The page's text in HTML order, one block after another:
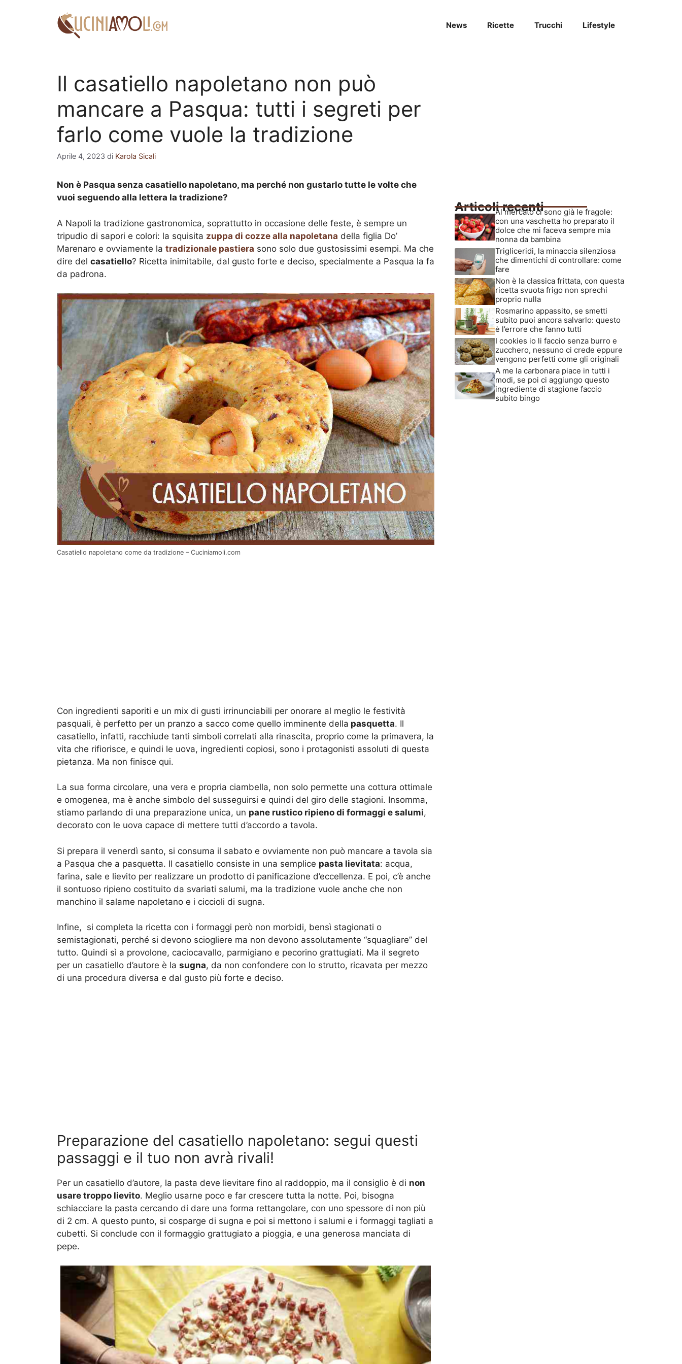
News Ricette Trucchi Lifestyle
Il casatiello napoletano non può
mancare a Pasqua: tutti i segreti per
farlo come vuole la tradizione
Aprile 4, 2023 di Karola Sicali
Non è Pasqua senza casatiello napoletano, ma perché non gustarlo tutte le volte che
vuoi seguendo alla lettera la tradizione?
A Napoli la tradizione gastronomica, soprattutto in occasione delle feste, è sempre un
tripudio di sapori e colori: la squisita zuppa di cozze alla napoletana della figlia Do’
Marenaro e ovviamente la tradizionale pastiera sono solo due gustosissimi esempi. Ma che
dire del casatiello? Ricetta inimitabile, dal gusto forte e deciso, specialmente a Pasqua la fa
da padrona.
Casatiello napoletano come da tradizione – Cuciniamoli.com
Con ingredienti saporiti e un mix di gusti irrinunciabili per onorare al meglio le festività
pasquali, è perfetto per un pranzo a sacco come quello imminente della pasquetta. Il
casatiello, infatti, racchiude tanti simboli correlati alla rinascita, proprio come la primavera, la
vita che rifiorisce, e quindi le uova, ingredienti copiosi, sono i protagonisti assoluti di questa
pietanza. Ma non finisce qui.
La sua forma circolare, una vera e propria ciambella, non solo permette una cottura ottimale
e omogenea, ma è anche simbolo del susseguirsi e quindi del giro delle stagioni. Insomma,
stiamo parlando di una preparazione unica, un pane rustico ripieno di formaggi e salumi,
decorato con le uova capace di mettere tutti d’accordo a tavola.
Si prepara il venerdì santo, si consuma il sabato e ovviamente non può mancare a tavola sia
a Pasqua che a pasquetta. Il casatiello consiste in una semplice pasta lievitata: acqua,
farina, sale e lievito per realizzare un prodotto di panificazione d’eccellenza. E poi, c’è anche
il sontuoso ripieno costituito da svariati salumi, ma la tradizione vuole anche che non
manchino il salame napoletano e i ciccioli di sugna.
Infine, si completa la ricetta con i formaggi però non morbidi, bensì stagionati o
semistagionati, perché si devono sciogliere ma non devono assolutamente “squagliare” del
tutto. Quindi sì a provolone, caciocavallo, parmigiano e pecorino grattugiati. Ma il segreto
per un casatiello d’autore è la sugna, da non confondere con lo strutto, ricavata per mezzo
di una procedura diversa e dal gusto più forte e deciso.
Preparazione del casatiello napoletano: segui questi
passaggi e il tuo non avrà rivali!
Per un casatiello d’autore, la pasta deve lievitare fino al raddoppio, ma il consiglio è di non
usare troppo lievito. Meglio usarne poco e far crescere tutta la notte. Poi, bisogna
schiacciare la pasta cercando di dare una forma rettangolare, con uno spessore di non più
di 2 cm. A questo punto, si cosparge di sugna e poi si mettono i salumi e i formaggi tagliati a
cubetti. Si conclude con il formaggio grattugiato a pioggia, e una generosa manciata di
pepe.
Articoli recenti
Al mercato ci sono già le fragole:
con una vaschetta ho preparato il
dolce che mi faceva sempre mia
nonna da bambina
Trigliceridi, la minaccia silenziosa
che dimentichi di controllare: come
fare
Non è la classica frittata, con questa
ricetta svuota frigo non sprechi
proprio nulla
Rosmarino appassito, se smetti
subito puoi ancora salvarlo: questo
è l’errore che fanno tutti
I cookies io li faccio senza burro e
zucchero, nessuno ci crede eppure
vengono perfetti come gli originali
A me la carbonara piace in tutti i
modi, se poi ci aggiungo questo
ingrediente di stagione faccio
subito bingo